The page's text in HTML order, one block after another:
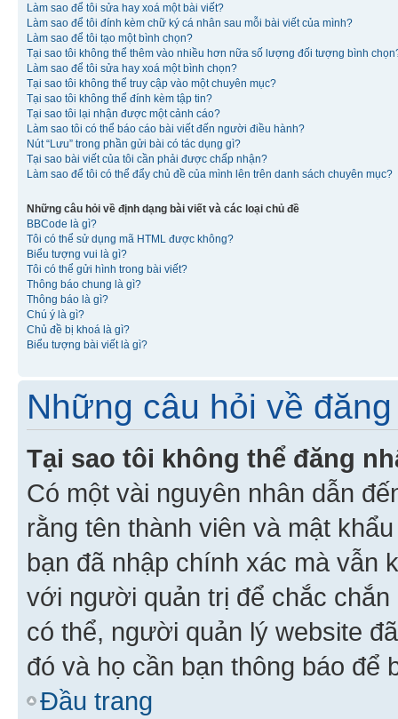
Làm sao để tôi sửa hay xoá một bài viết?
Làm sao để tôi đính kèm chữ ký cá nhân sau mỗi bài viết của mình?
Làm sao để tôi tạo một bình chọn?
Tại sao tôi không thể thêm vào nhiều hơn nữa số lượng đối tượng bình
Làm sao để tôi sửa hay xoá một bình chọn?
Tại sao tôi không thể truy cập vào một chuyên mục?
Tại sao tôi không thể đính kèm tập tin?
Tại sao tôi lại nhận được một cảnh cáo?
Làm sao tôi có thể báo cáo bài viết đến người điều hành?
Nút “Lưu” trong phần gửi bài có tác dụng gì?
Tại sao bài viết của tôi cần phải được chấp nhận?
Làm sao để tôi có thể đẩy chủ đề của mình lên trên danh sách chuyên mục?
Những câu hỏi về định dạng bài viết và các loại chủ đề
BBCode là gì?
Tôi có thể sử dụng mã HTML được không?
Biểu tượng vui là gì?
Tôi có thể gửi hình trong bài viết?
Thông báo chung là gì?
Thông báo là gì?
Chú ý là gì?
Chủ đề bị khoá là gì?
Biểu tượng bài viết là gì?
Những câu hỏi về
Tại sao tôi không thể đăng
Có một vài nguyên nhân dẫn
rằng tên thành viên và mật
bạn đã nhập chính xác mà vẫn
với người quản trị để chắc
có thể, người quản lý website
đó và họ cần bạn thông báo để
Đầu trang